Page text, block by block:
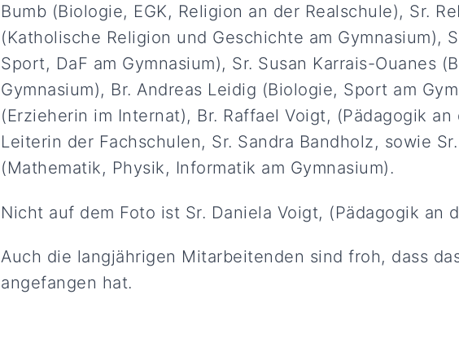
Bumb (Biologie, EGK, Religion an der Realschule), Sr.
(Katholische Religion und Geschichte am Gymnasium),
Sport, DaF am Gymnasium), Sr. Susan Karrais-Ouanes
Gymnasium), Br. Andreas Leidig (Biologie, Sport am
(Erzieherin im Internat), Br. Raffael Voigt, (Pädagogik
Leiterin der Fachschulen, Sr. Sandra Bandholz, sowie
(Mathematik, Physik, Informatik am Gymnasium).
Nicht auf dem Foto ist Sr. Daniela Voigt, (Pädagogik an
Auch die langjährigen Mitarbeitenden sind froh, dass
angefangen hat.